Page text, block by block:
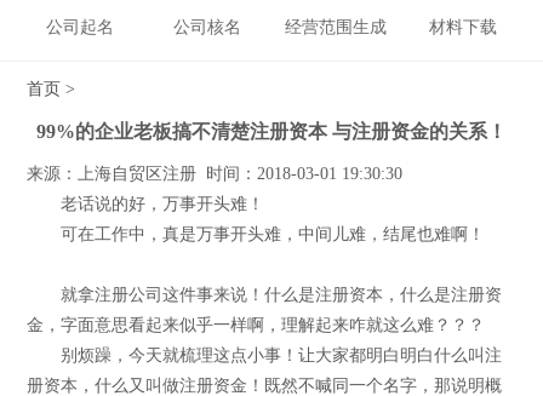
公司起名 公司核名 经营范围生成 材料下载
首页 >
99%的企业老板搞不清楚注册资本 与注册资金的关系！
来源：上海自贸区注册 时间：2018-03-01 19:30:30
老话说的好，万事开头难！
可在工作中，真是万事开头难，中间儿难，结尾也难啊！
就拿注册公司这件事来说！什么是注册资本，什么是注册资
金，字面意思看起来似乎一样啊，理解起来咋就这么难？？？
别烦躁，今天就梳理这点小事！让大家都明白明白什么叫注
册资本，什么又叫做注册资金！既然不喊同一个名字，那说明概